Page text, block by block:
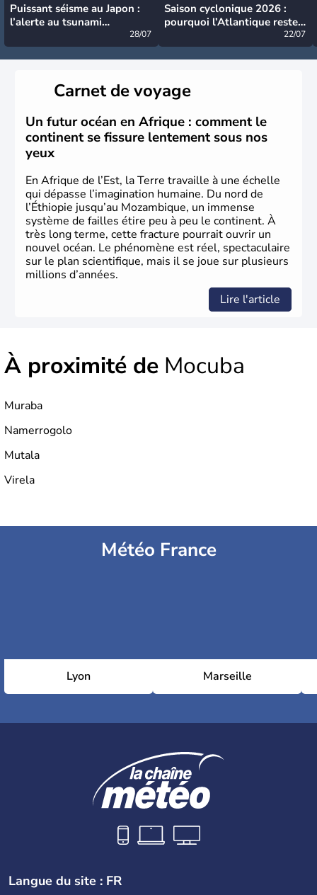
Puissant séisme au Japon :
l’alerte au tsunami
28/07
Saison cyclonique 2026 :
pourquoi l’Atlantique reste
22/07
Carnet de voyage
Un futur océan en Afrique : comment le
continent se fissure lentement sous nos
yeux
En Afrique de l’Est, la Terre travaille à une échelle
qui dépasse l’imagination humaine. Du nord de
l’Éthiopie jusqu’au Mozambique, un immense
système de failles étire peu à peu le continent. À
très long terme, cette fracture pourrait ouvrir un
nouvel océan. Le phénomène est réel, spectaculaire
sur le plan scientifique, mais il se joue sur plusieurs
millions d’années.
Lire l'article
À proximité de Mocuba
Muraba
Namerrogolo
Mutala
Virela
Météo France
Lyon Marseille
Langue du site : FR